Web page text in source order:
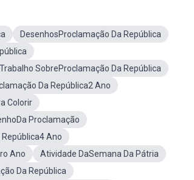
DesenhosProclamação Da República
Trabalho SobreProclamação Da República
Da República2 Ano
Colorir
Proclamação
Ano
Ano
Atividade DaSemana Da Pátria
Da República